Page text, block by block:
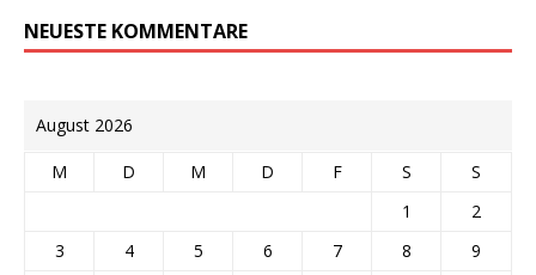
NEUESTE KOMMENTARE
August 2026
M D M D F S
S
1
2
3
4 5 6 7 8
9